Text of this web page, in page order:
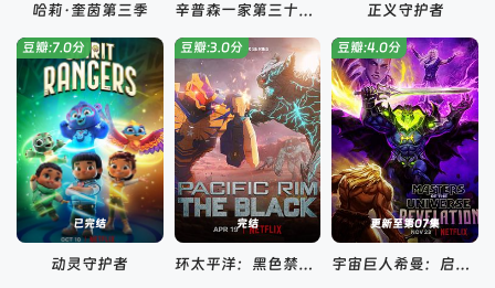
哈莉·奎茵第三季 辛普森一家第三十四季 正义守护者
已完结
豆瓣:7.0分
动灵守护者
完结
豆瓣:3.0分
环太平洋：黑色禁区第二季
更新至第07集
豆瓣:4.0分
宇宙巨人希曼：启示录第三季